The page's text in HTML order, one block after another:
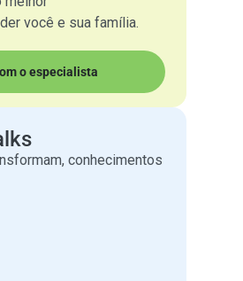
você e sua família.
o especialista
conhecimentos